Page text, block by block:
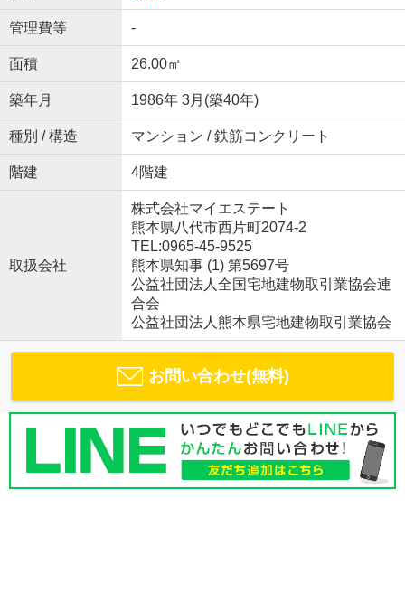
管理費等 -
面積 26.00㎡
築年月 1986年 3月(築40年)
種別 / 構造 マンション / 鉄筋コンクリート
階建 4階建
取扱会社
株式会社マイエステート
熊本県八代市西片町2074-2
TEL:0965-45-9525
熊本県知事 (1) 第5697号
公益社団法人全国宅地建物取引業協会連
合会
公益社団法人熊本県宅地建物取引業協会
お問い合わせ(無料)